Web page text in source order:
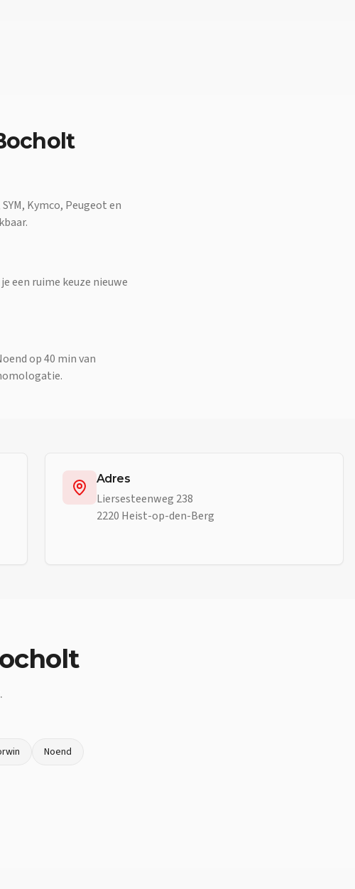
Kymco, Peugeot en
een ruime keuze nieuwe
op 40 min van
Adres
Liersesteenweg 238
2220 Heist-op-den-Berg
.
Noend